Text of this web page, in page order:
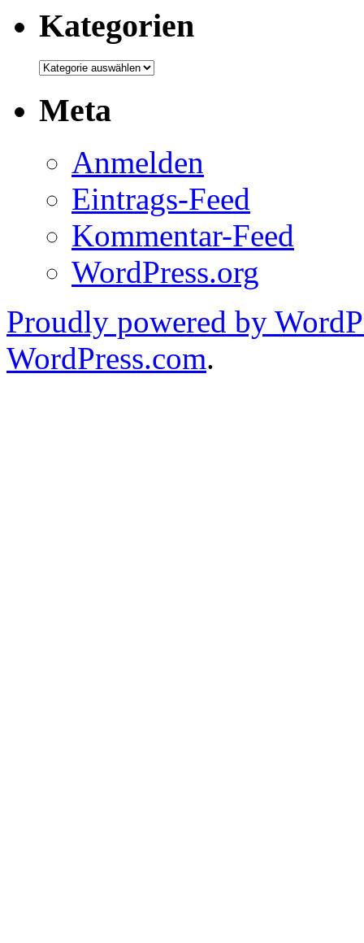
Kategorien
Kategorien
Meta
Anmelden
Eintrags-Feed
Kommentar-Feed
WordPress.org
Proudly powered by
WordPress.com.